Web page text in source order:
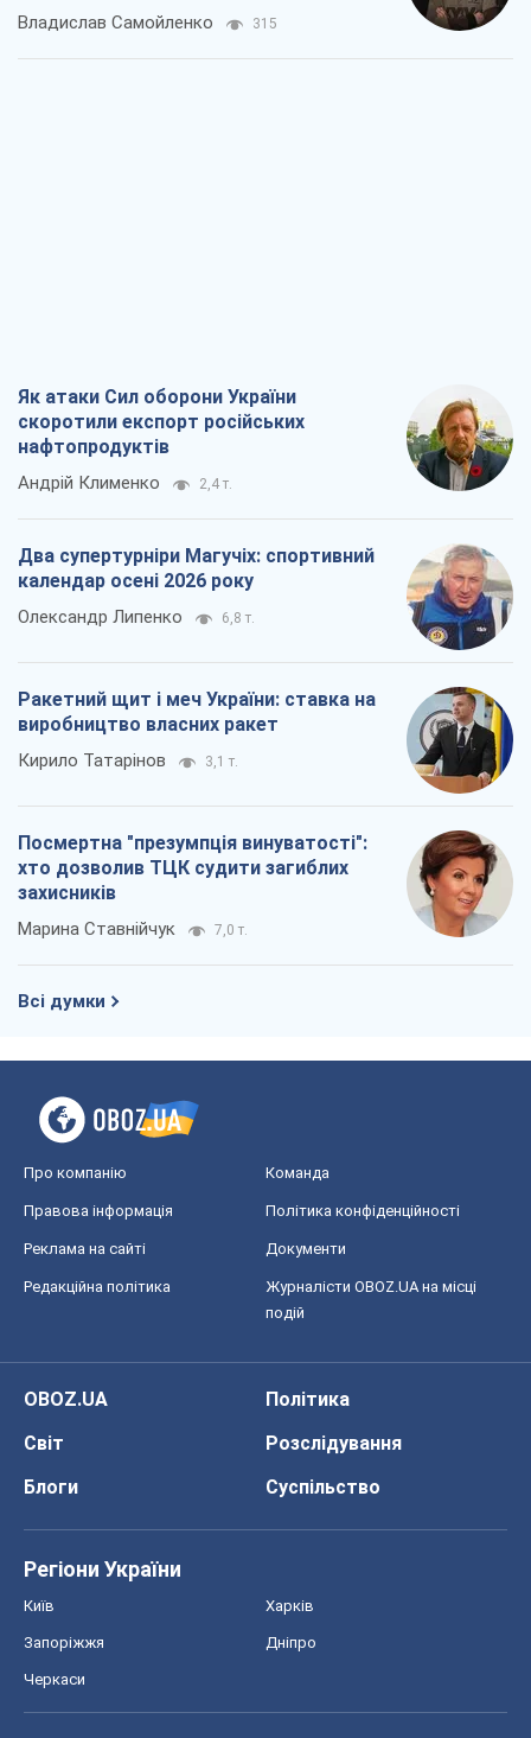
Владислав Самойленко 315
Як атаки Сил оборони України
скоротили експорт російських
нафтопродуктів
Андрій Клименко 2,4 т.
Два супертурніри Магучіх: спортивний
календар осені 2026 року
Олександр Липенко 6,8 т.
Ракетний щит і меч України: ставка на
виробництво власних ракет
Кирило Татарінов 3,1 т.
Посмертна "презумпція винуватості":
хто дозволив ТЦК судити загиблих
захисників
Марина Ставнійчук 7,0 т.
Всі думки
Про компанію Команда
Правова інформація Політика конфіденційності
Реклама на сайті Документи
Редакційна політика
Журналісти OBOZ.UA на місці
подій
OBOZ.UA
Політика
Світ
Розслідування
Блоги
Суспільство
Регіони України
Київ Харків
Запоріжжя Дніпро
Черкаси